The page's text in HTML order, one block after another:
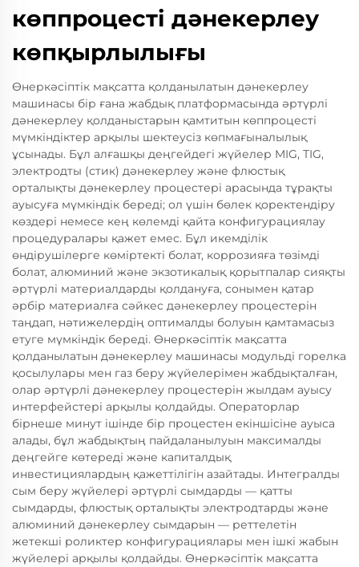
көппроцесті дәнекерлеу
көпқырлылығы
Өнеркәсіптік мақсатта қолданылатын дәнекерлеу
машинасы бір ғана жабдық платформасында әртүрлі
дәнекерлеу қолданыстарын қамтитын көппроцесті
мүмкіндіктер арқылы шектеусіз көпмағыналылық
ұсынады. Бұл алғашқы деңгейдегі жүйелер MIG, TIG,
электродты (стик) дәнекерлеу және флюстық
орталықты дәнекерлеу процестері арасында тұрақты
ауысуға мүмкіндік береді; ол үшін бөлек қоректендіру
көздері немесе кең көлемді қайта конфигурациялау
процедуралары қажет емес. Бұл икемділік
өндірушілерге көміртекті болат, коррозияға төзімді
болат, алюминий және экзотикалық қорытпалар сияқты
әртүрлі материалдарды қолдануға, сонымен қатар
әрбір материалға сәйкес дәнекерлеу процестерін
таңдап, нәтижелердің оптималды болуын қамтамасыз
етуге мүмкіндік береді. Өнеркәсіптік мақсатта
қолданылатын дәнекерлеу машинасы модульді горелка
қосылулары мен газ беру жүйелерімен жабдықталған,
олар әртүрлі дәнекерлеу процестерін жылдам ауысу
интерфейстері арқылы қолдайды. Операторлар
бірнеше минут ішінде бір процестен екіншісіне ауыса
алады, бұл жабдықтың пайдаланылуын максималды
деңгейге көтереді және капиталдық
инвестициялардың қажеттілігін азайтады. Интегралды
сым беру жүйелері әртүрлі сымдарды — қатты
сымдарды, флюстық орталықты электродтарды және
алюминий дәнекерлеу сымдарын — реттелетін
жетекші роликтер конфигурациялары мен ішкі жабын
жүйелері арқылы қолдайды. Өнеркәсіптік мақсатта